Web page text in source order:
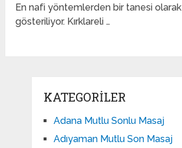
En nafi yöntemlerden bir tanesi olarak
gösteriliyor. Kırklareli …
KATEGORILER
Adana Mutlu Sonlu Masaj
Adıyaman Mutlu Son Masaj